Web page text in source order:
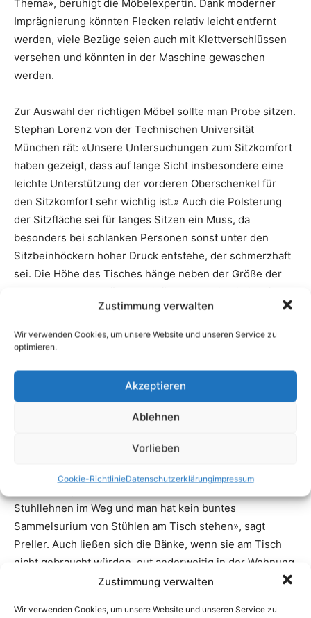
Zustimmung verwalten
Wir verwenden Cookies, um unsere Website und unseren Service zu
optimieren.
Akzeptieren
Ablehnen
Vorlieben
Cookie-RichtlinieDatenschutzerklärungimpressum